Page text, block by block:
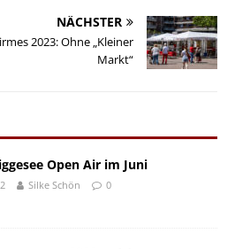
NÄCHSTER
2023: Ohne „Kleiner
Markt“
Open Air im Juni
Silke Schön 0